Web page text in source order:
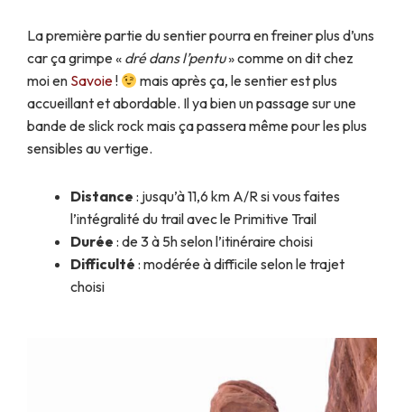
La première partie du sentier pourra en freiner plus d’uns
car ça grimpe « dré dans l’pentu» comme on dit chez
moi en Savoie!
mais après ça, le sentier est plus
accueillant et abordable. Il ya bien un passage sur une
bande de slick rock mais ça passera même pour les plus
sensibles au vertige.
Distance : jusqu’à 11,6 km A/R si vous faites
l’intégralité du trail avec le Primitive Trail
Durée : de 3 à 5h selon l’itinéraire choisi
Difficulté : modérée à difficile selon le trajet
choisi